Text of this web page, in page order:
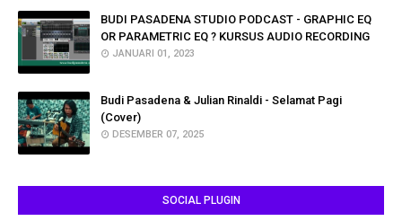
BUDI PASADENA STUDIO PODCAST - GRAPHIC EQ
OR PARAMETRIC EQ ? KURSUS AUDIO RECORDING
JANUARI 01, 2023
Budi Pasadena & Julian Rinaldi - Selamat Pagi
(Cover)
DESEMBER 07, 2025
SOCIAL PLUGIN